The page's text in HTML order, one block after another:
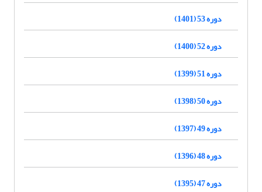
دوره 53 (1401)
دوره 52 (1400)
دوره 51 (1399)
دوره 50 (1398)
دوره 49 (1397)
دوره 48 (1396)
دوره 47 (1395)